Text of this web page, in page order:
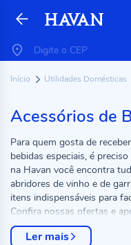
Início Utilidades Domésticas
Acessórios de
Para quem gosta de
bebidas especiais, é
na Havan você encontra
abridores de vinho e de
itens indispensáveis para
Confira nossas ofertas e
melhores condições de
Ler mais